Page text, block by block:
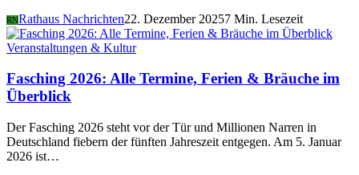
RNRathaus Nachrichten22. Dezember 20257 Min. Lesezeit
Veranstaltungen & Kultur
Fasching 2026: Alle Termine, Ferien & Bräuche im
Überblick
Der Fasching 2026 steht vor der Tür und Millionen Narren in
Deutschland fiebern der fünften Jahreszeit entgegen. Am 5. Januar
2026 ist…